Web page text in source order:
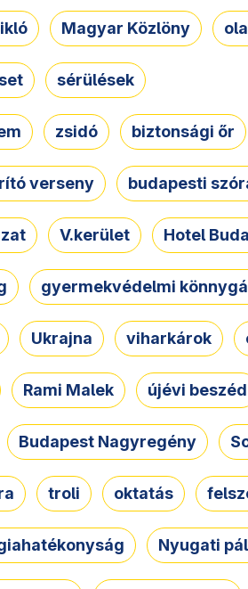
Magyar Közlöny
sérülések
zsidó biztonsági őr
verseny budapesti
V.kerület Hotel
gyermekvédelmi
Ukrajna viharkárok
Rami Malek újévi beszéd
Budapest Nagyregény
troli oktatás
Nyugati